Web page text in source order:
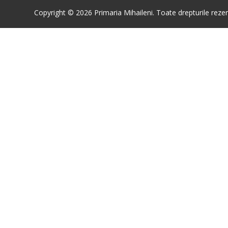
Copyright © 2026 Primaria Mihaileni. Toate drepturile